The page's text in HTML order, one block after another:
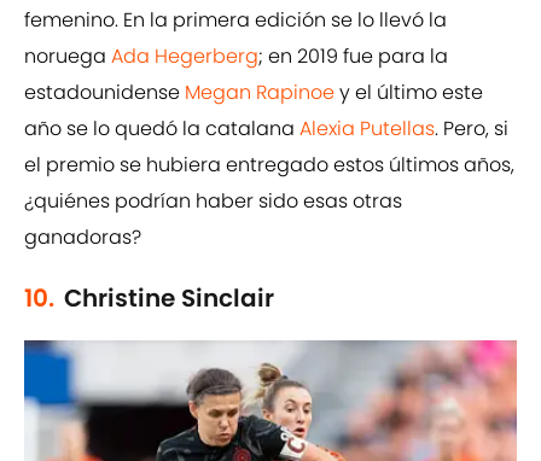
femenino. En la primera edición se lo llevó la
noruega Ada Hegerberg; en 2019 fue para la
estadounidense Megan Rapinoey el último este
año se lo quedó la catalana Alexia Putellas. Pero, si
el premio se hubiera entregado estos últimos años,
¿quiénes podrían haber sido esas otras
ganadoras?
10. Christine Sinclair